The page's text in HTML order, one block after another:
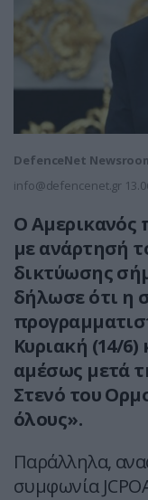
DefenceNet
info@defencenet.gr
Ο Αμερικανός
με ανάρτησή
δικτύωσης
δήλωσε ότι η
Κυριακή (14/6)
αμέσως μετά
Στενό του
όλους».
Παράλληλα,
συμφωνία